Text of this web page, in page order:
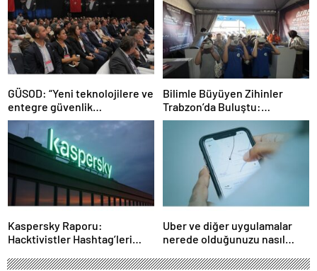
GÜSOD: “Yeni teknolojilere ve
entegre güvenlik
sistemlerine önem artacak”-
Haber Şafak
Bilimle Büyüyen Zihinler
Trabzon’da Buluştu:
STEAMFEST’te Bilim Rüzgârı
Esti!- Haber Şafak
Kaspersky Raporu:
Hacktivistler Hashtag’leri
Kullanıyor, 2025’te
Uber ve diğer uygulamalar
nerede olduğunuzu nasıl